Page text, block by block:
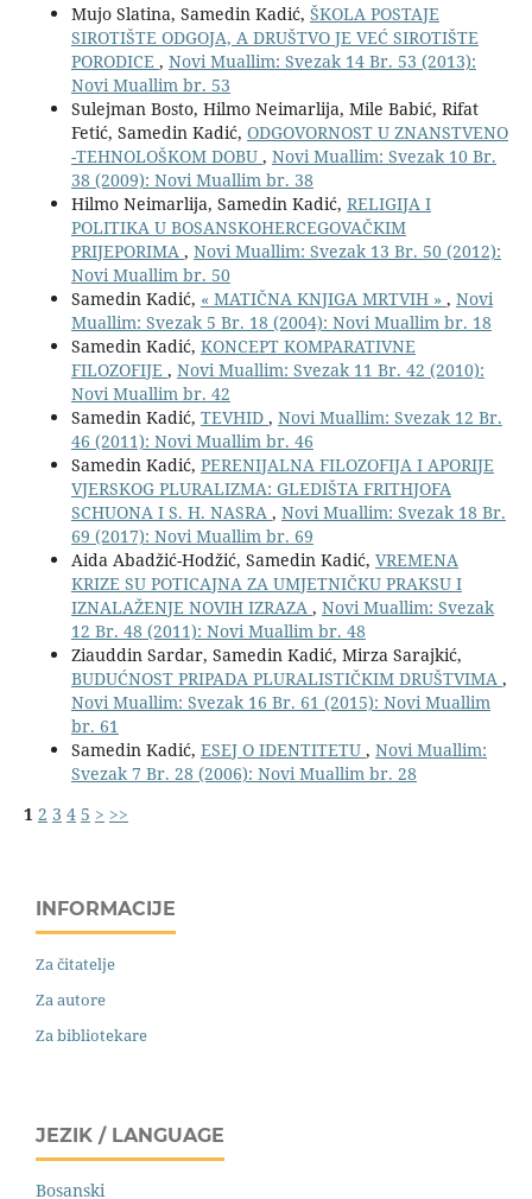
Mujo Slatina, Samedin Kadić, ŠKOLA POSTAJE
SIROTIŠTE ODGOJA, A DRUŠTVO JE VEĆ SIROTIŠTE
PORODICE , Novi Muallim: Svezak 14 Br. 53 (2013):
Novi Muallim br. 53
Sulejman Bosto, Hilmo Neimarlija, Mile Babić, Rifat
Fetić, Samedin Kadić, ODGOVORNOST U ZNANSTVENO
-TEHNOLOŠKOM DOBU , Novi Muallim: Svezak 10 Br.
38 (2009): Novi Muallim br. 38
Hilmo Neimarlija, Samedin Kadić, RELIGIJA I
POLITIKA U BOSANSKOHERCEGOVAČKIM
PRIJEPORIMA , Novi Muallim: Svezak 13 Br. 50 (2012):
Novi Muallim br. 50
Samedin Kadić, « MATIČNA KNJIGA MRTVIH » , Novi
Muallim: Svezak 5 Br. 18 (2004): Novi Muallim br. 18
Samedin Kadić, KONCEPT KOMPARATIVNE
FILOZOFIJE , Novi Muallim: Svezak 11 Br. 42 (2010):
Novi Muallim br. 42
Samedin Kadić, TEVHID , Novi Muallim: Svezak 12 Br.
46 (2011): Novi Muallim br. 46
Samedin Kadić, PERENIJALNA FILOZOFIJA I APORIJE
VJERSKOG PLURALIZMA: GLEDIŠTA FRITHJOFA
SCHUONA I S. H. NASRA , Novi Muallim: Svezak 18 Br.
69 (2017): Novi Muallim br. 69
Aida Abadžić-Hodžić, Samedin Kadić, VREMENA
KRIZE SU POTICAJNA ZA UMJETNIČKU PRAKSU I
IZNALAŽENJE NOVIH IZRAZA , Novi Muallim: Svezak
12 Br. 48 (2011): Novi Muallim br. 48
Ziauddin Sardar, Samedin Kadić, Mirza Sarajkić,
BUDUĆNOST PRIPADA PLURALISTIČKIM DRUŠTVIMA ,
Novi Muallim: Svezak 16 Br. 61 (2015): Novi Muallim
br. 61
Samedin Kadić, ESEJ O IDENTITETU , Novi Muallim:
Svezak 7 Br. 28 (2006): Novi Muallim br. 28
1 2 3 4 5 > >>
INFORMACIJE
Za čitatelje
Za autore
Za bibliotekare
JEZIK / LANGUAGE
Bosanski